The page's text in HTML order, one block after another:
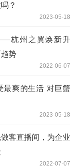
？
2023-05-18
杭州之翼焕新升
势
2022-06-07
最爽的生活 对巨蟹
2023-05-18
客直播间，为企业
2022-07-07